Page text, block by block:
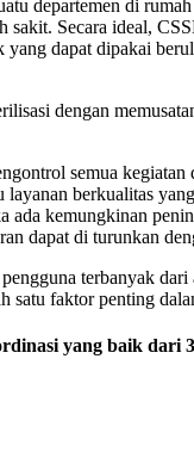
departemen di
Secara ideal,
dapat dipakai
dengan
semua
berkualitas
kemungkinan
dapat di turunkan
terbanyak
satu faktor penting
yang baik dari